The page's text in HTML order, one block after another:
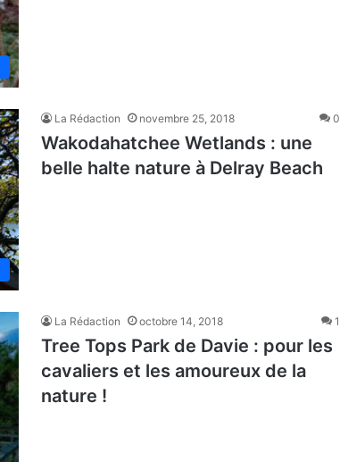
La Rédaction novembre 25, 2018 0
Wakodahatchee Wetlands : une
belle halte nature à Delray Beach
La Rédaction octobre 14, 2018 1
Tree Tops Park de Davie : pour les
cavaliers et les amoureux de la
nature !